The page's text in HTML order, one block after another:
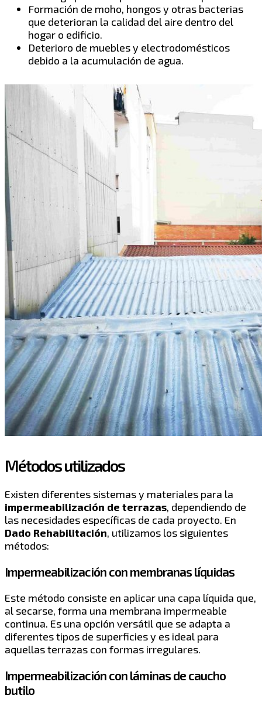
Formación de moho, hongos y otras bacterias
que deterioran la calidad del aire dentro del
hogar o edificio.
Deterioro de muebles y electrodomésticos
debido a la acumulación de agua.
Métodos utilizados
Existen diferentes sistemas y materiales para la
impermeabilización de terrazas, dependiendo de
las necesidades específicas de cada proyecto. En
Dado Rehabilitación, utilizamos los siguientes
métodos:
Impermeabilización con membranas líquidas
Este método consiste en aplicar una capa líquida que,
al secarse, forma una membrana impermeable
continua. Es una opción versátil que se adapta a
diferentes tipos de superficies y es ideal para
aquellas terrazas con formas irregulares.
Impermeabilización con láminas de caucho
butilo